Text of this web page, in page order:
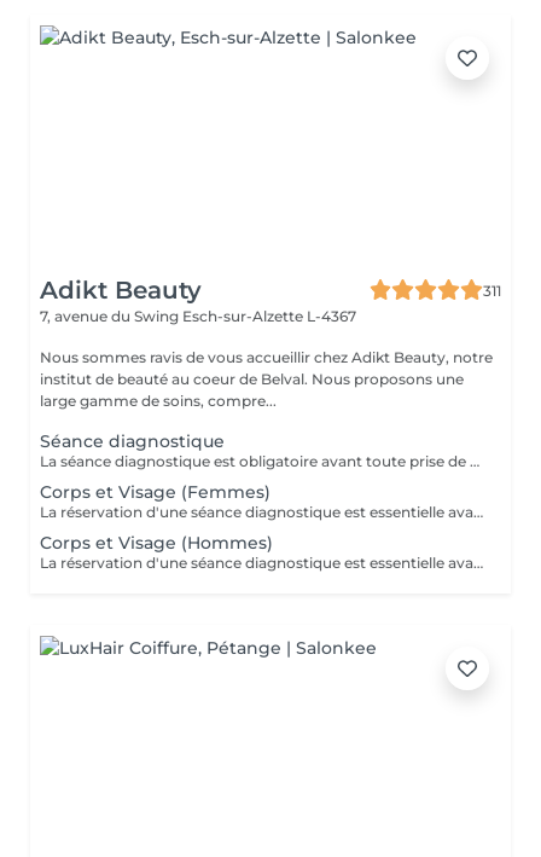
Adikt Beauty
311
7, avenue du Swing Esch-sur-Alzette L-4367
Nous sommes ravis de vous accueillir chez Adikt Beauty, notre
institut de beauté au coeur de Belval. Nous proposons une
large gamme de soins, compre...
Séance diagnostique
La séance diagnostique est obligatoire avant toute prise de rendez-vous concernant le laser. Elle définira si vous êtes éligible à réaliser des séances de laser.
Corps et Visage (Femmes)
La réservation d'une séance diagnostique est essentielle avant toute prise de rendez-vous pour le laser.
Corps et Visage (Hommes)
La réservation d'une séance diagnostique est essentielle avant toute prise de rendez-vous pour le laser.